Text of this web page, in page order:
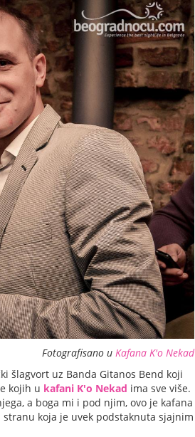
Fotografisano u Kafana K'o Nekad
šlagvort uz Banda Gitanos Bend koji
kojih u kafani K'o Nekad ima sve više.
a boga mi i pod njim, ovo je kafana
koja je uvek podstaknuta sjajnim